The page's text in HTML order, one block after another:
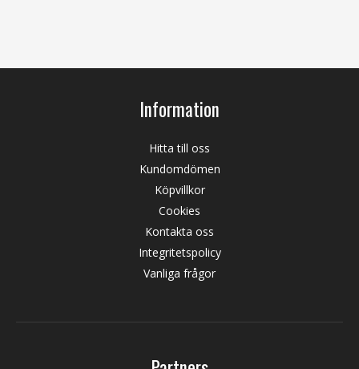
Information
Hitta till oss
Kundomdömen
Köpvillkor
Cookies
Kontakta oss
Integritetspolicy
Vanliga frågor